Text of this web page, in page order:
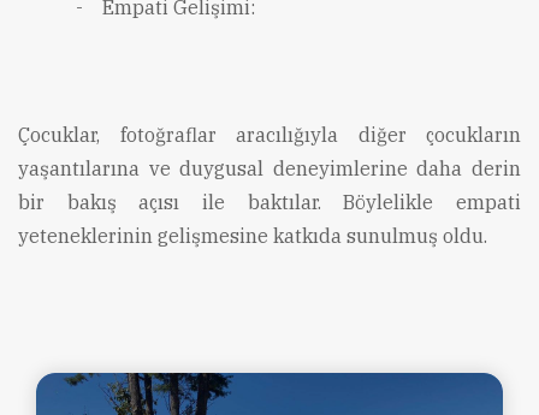
- Empati Gelişimi:
Çocuklar, fotoğraflar aracılığıyla diğer çocukların
yaşantılarına ve duygusal deneyimlerine daha derin
bir bakış açısı ile baktılar. Böylelikle empati
yeteneklerinin gelişmesine katkıda sunulmuş oldu.